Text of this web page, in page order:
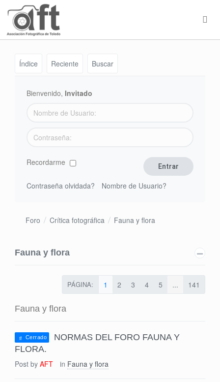
Índice Reciente Buscar
Bienvenido, Invitado
Recordarme
Contraseña olvidada? Nombre de Usuario?
Foro Crítica fotográfica Fauna y flora
Fauna y flora
PÁGINA: 1 2 3 4 5 ... 141
Fauna y flora
Cerrado
NORMAS DEL FORO FAUNA Y
FLORA.
Post by AFT in Fauna y flora